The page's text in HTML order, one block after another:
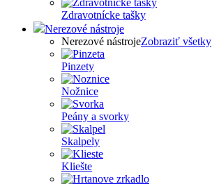
Zdravotnícke tašky
Nerezové nástroje
Nerezové nástrojeZobraziť všetky
Pinzety
Nožnice
Peány a svorky
Skalpely
Kliešte